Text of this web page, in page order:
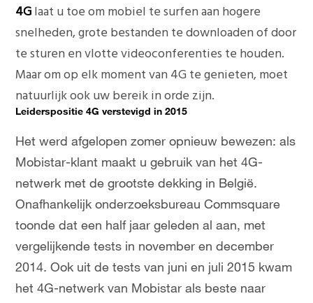
4Glaat u toe om mobiel te surfen aan hogere
snelheden, grote bestanden te downloaden of door
te sturen en vlotte videoconferenties te houden.
Maar om op elk moment van 4G te genieten, moet
natuurlijk ook uw bereik in orde zijn.
Leiderspositie 4G verstevigd in 2015
Het werd afgelopen zomer opnieuw bewezen: als
Mobistar-klant maakt u gebruik van het 4G-
netwerk met de grootste dekking in België.
Onafhankelijk onderzoeksbureau Commsquare
toonde dat een half jaar geleden al aan, met
vergelijkende tests in november en december
2014. Ook uit de tests van juni en juli 2015 kwam
het 4G-netwerk van Mobistar als beste naar